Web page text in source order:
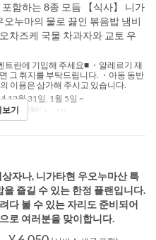
함하는 8종 모듬 【식사】 니가
누마의 물로 끓인 볶음밥 냄비
차즈케 국물 차과자와 교토 우
트란에 기입해 주세요■ ・알레르기 재
그 취지를 부탁드립니다. ・아동 동반
이용은 삼가해 주시고 있습니다.
12월 31일, 1월 5일 ~
수량 제한 1 ~ 10
기
자나, 니가타현 우오누마산 특
즐길 수 있는 한정 플랜입니다.
다 볼 수 있는 자리도 준비되어
로 여러분을 맞이합니다.